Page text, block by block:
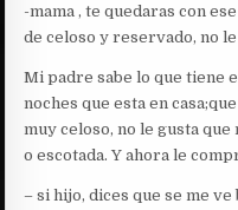
-mama , te quedaras con
de celoso y reservado, no
Mi padre sabe lo que tiene
noches que esta en
muy celoso, no le gusta
o escotada. Y ahora le
– si hijo, dices que se me